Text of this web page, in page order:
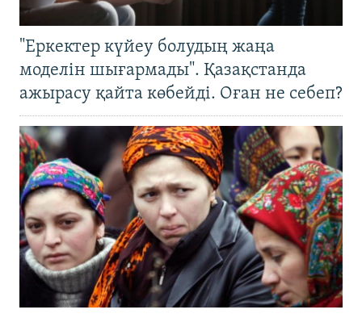
"Еркектер күйеу болудың жаңа
моделін шығармады". Қазақстанда
ажырасу қайта көбейді. Оған не себеп?